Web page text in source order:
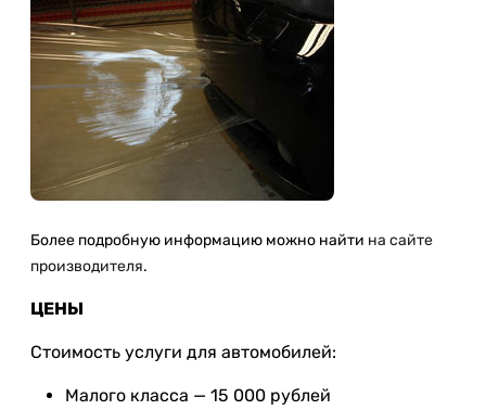
Более подробную информацию можно найти на сайте
производителя.
ЦЕНЫ
Стоимость услуги для автомобилей:
Малого класса — 15 000 рублей